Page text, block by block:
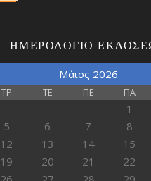
ΗΜΕΡΟΛΌΓΙΟ
Μάιος 2026
ΤΡ ΤΕ ΠΕ ΠΑ
1
5 6 7 8
12 13 14 15
19 20 21 22